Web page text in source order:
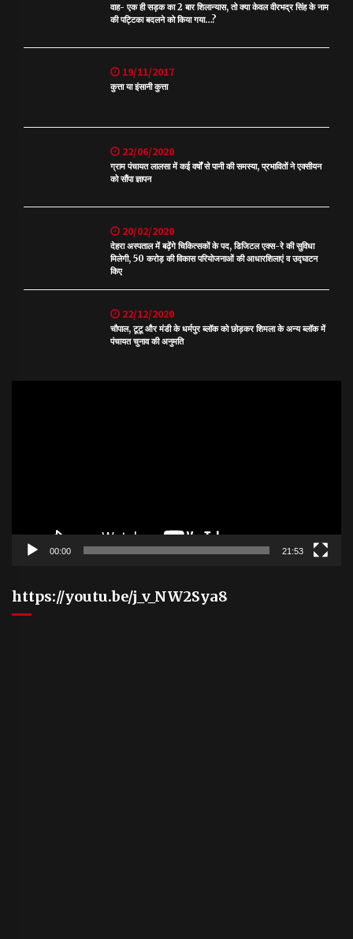
वाह- एक ही सड़क का 2 बार शिलान्यास, तो क्या केवल वीरभद्र सिंह के नाम
की पट्टिका बदलने को किया गया…?
19/11/2017
कुत्ता या इंसानी कुत्ता
22/06/2020
ग्राम पंचायत लालसा में कई वर्षों से पानी की समस्या, प्रभावितों ने एक्सीयन
को सौंपा ज्ञापन
20/02/2020
देहरा अस्पताल में बढ़ेंगे चिकित्सकों के पद, डिजिटल एक्स-रे की सुविधा
मिलेगी, 50 करोड़ की विकास परियोजनाओं की आधारशिलाएं व उद्घाटन
किए
22/12/2020
चौपाल, टूटू और मंडी के धर्मपुर ब्लॉक को छोड़कर शिमला के अन्य ब्लॉक में
पंचायत चुनाव की अनुमति
00:00 21:53
https://youtu.be/j_v_NW2Sya8